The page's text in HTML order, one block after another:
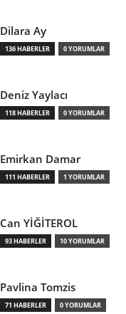
Dilara Ay
136 HABERLER 0 YORUMLAR
Deniz Yaylacı
118 HABERLER 0 YORUMLAR
Emirkan Damar
111 HABERLER 1 YORUMLAR
Can YİĞİTEROL
93 HABERLER 10 YORUMLAR
Pavlina Tomzis
71 HABERLER 0 YORUMLAR